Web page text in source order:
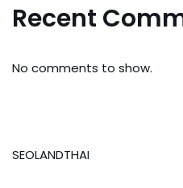
Recent
No comments to show.
SEOLANDTHAI